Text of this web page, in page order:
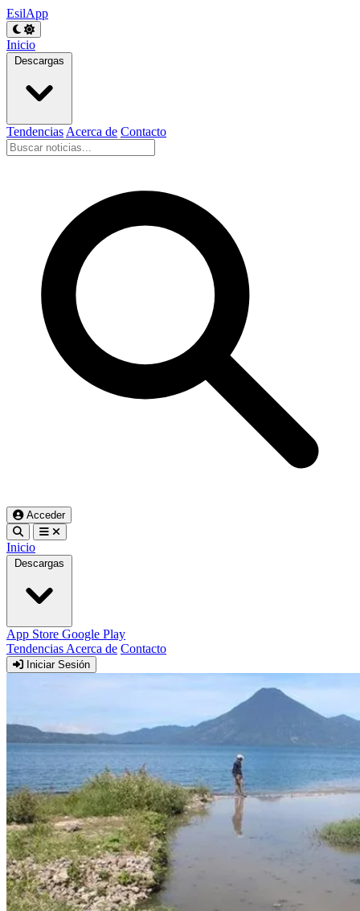
EsilApp
Inicio
Descargas
Tendencias Acerca de Contacto
Acceder
Inicio
Descargas
App Store Google Play
Tendencias Acerca de Contacto
Iniciar Sesión